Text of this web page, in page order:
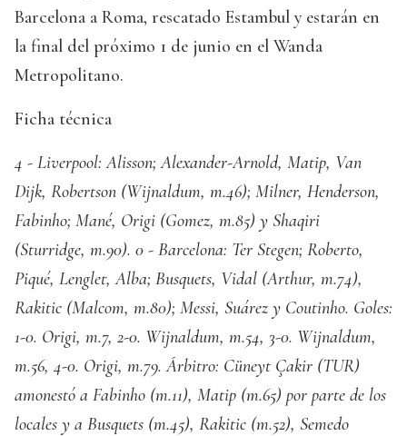
Barcelona a Roma, rescatado Estambul y estarán en
la final del próximo 1 de junio en el Wanda
Metropolitano.
Ficha técnica
4 - Liverpool: Alisson; Alexander-Arnold, Matip, Van
Dijk, Robertson (Wijnaldum, m.46); Milner, Henderson,
Fabinho; Mané, Origi (Gomez, m.85) y Shaqiri
(Sturridge, m.90). 0 - Barcelona: Ter Stegen; Roberto,
Piqué, Lenglet, Alba; Busquets, Vidal (Arthur, m.74),
Rakitic (Malcom, m.80); Messi, Suárez y Coutinho. Goles:
1-0. Origi, m.7, 2-0. Wijnaldum, m.54, 3-0. Wijnaldum,
m.56, 4-0. Origi, m.79. Árbitro: Cüneyt Çakir (TUR)
amonestó a Fabinho (m.11), Matip (m.65) por parte de los
locales y a Busquets (m.45), Rakitic (m.52), Semedo